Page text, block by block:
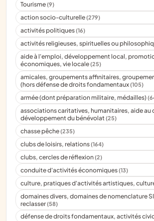
Tourisme(9)
action socio-culturelle(279)
activités politiques(16)
activités religieuses, spirituelles ou
aide à l'emploi, développement local,
économiques, vie locale(25)
amicales, groupements affinitaires,
(hors défense de droits fondamentaux(105)
armée (dont préparation militaire, médailles)
associations caritatives, humanitaires, aide au
développement du bénévolat(25)
chasse pêche(235)
clubs de loisirs, relations(164)
clubs, cercles de réflexion(2)
conduite d'activités économiques(13)
culture, pratiques d'activités artistiques,
domaines divers, domaines de nomenclature
reclasser(58)
défense de droits fondamentaux, activités